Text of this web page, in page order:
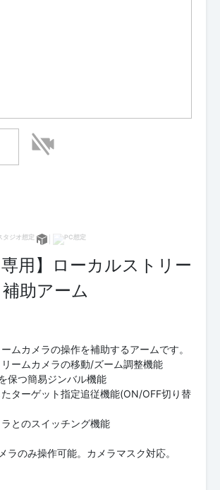
専用】ローカルストリー
助アーム
ムカメラの操作を補助するアームです。
リームカメラの移動/ズーム調整機能
保つ簡易ジンバル機能
たターゲット指定追従機能(ON/OFF切り替
ラとのスイッチング機能
ラのみ操作可能。カメラマスク対応。